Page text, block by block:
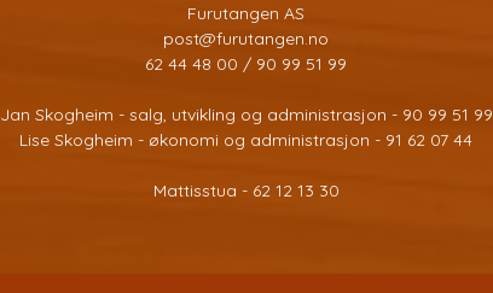
Furutangen AS
post@furutangen.no
62 44 48 00 / 90 99 51 99
Jan Skogheim - salg, utvikling og administrasjon - 90 99 51 99
Lise Skogheim - økonomi og administrasjon - 91 62 07 44
Mattisstua - 62 12 13 30